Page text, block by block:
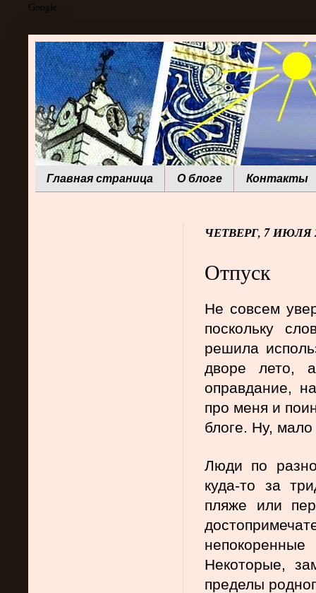
Google
Главная страница О блоге Контакты
ЧЕТВЕРГ, 7 ИЮЛЯ
Отпуск
Не совсем
поскольку
решила
дворе лето,
оправдание,
про меня и
блоге. Ну,
Люди по
куда-то за
пляже или
Некоторые,
пределы